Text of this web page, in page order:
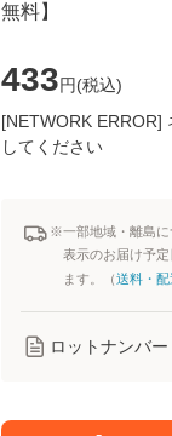
無料】
433円(税込)
[NETWORK ERROR]
してください
※一部地域・離島に
表示のお届け予
ます。（送料・
ロットナンバー